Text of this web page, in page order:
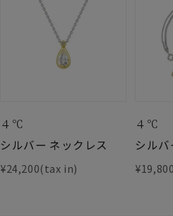
４℃
シルバー ネックレス
¥24,200(tax in)
４℃
シル